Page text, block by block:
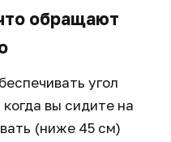
обращают
угол
вы сидите на
(ниже 45 см)